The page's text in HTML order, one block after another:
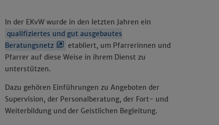
In der EKvW wurde in den letzten Jahren ein
qualifiziertes und gut ausgebautes
Beratungsnetz
etabliert, um Pfarrerinnen und
Pfarrer auf diese Weise in ihrem Dienst zu
unterstützen.
Dazu gehören Einführungen zu Angeboten der
Supervision, der Personalberatung, der Fort- und
Weiterbildung und der Geistlichen Begleitung.